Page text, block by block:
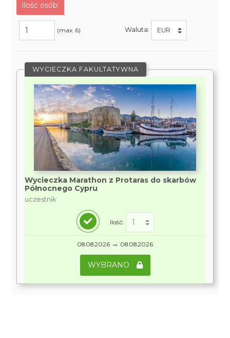
Ilość osób:
(max. 6) Waluta:
WYCIECZKA FAKULTATYWNA
Wycieczka Marathon z Protaras do skarbów
Północnego Cypru
uczestnik
Ilość:
08.08.2026 → 08.08.2026
WYBRANO